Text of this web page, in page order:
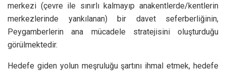
merkezi (çevre ile sınırlı kalmayıp anakentlerde/kentlerin
merkezlerinde yankılanan) bir davet seferberliğinin,
Peygamberlerin ana mücadele stratejisini oluşturduğu
görülmektedir.
Hedefe giden yolun meşruluğu şartını ihmal etmek, hedefe